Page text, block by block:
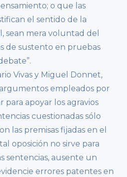
o que las
el sentido de la
sean mera voluntad del
de sustento en pruebas
Vivas y Miguel Donnet,
empleados por
apoyar los agravios
cuestionadas sólo
las premisas fijadas en el
oposición no sirve para
sentencias, ausente un
errores patentes en